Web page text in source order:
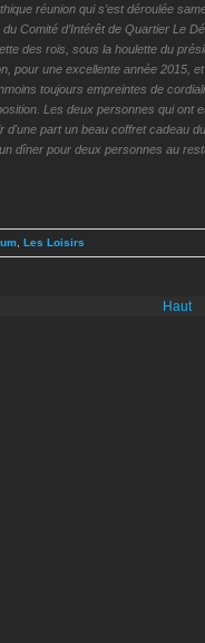
réunion qui s’est déroulée
Comité d’Intérêt de Quartier Le
des rois, sous la houlette du
pour une excellente année 2015,
toujours empreintes de
Les deux personnes qui ont
d'une part un beau coffret cadeau
un dîner pour deux personnes au
Les Loisirs
Haut